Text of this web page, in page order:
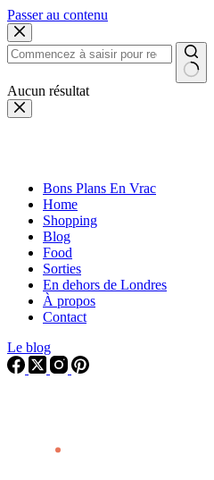
Passer au contenu
Aucun résultat
Bons Plans En Vrac
Home
Shopping
Blog
Food
Sorties
En dehors de Londres
À propos
Contact
Le blog